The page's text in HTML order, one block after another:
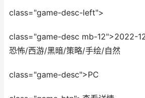
class="game-desc-left">
class="game-desc mb-12">2022-
恐怖/西游/黑暗/策略/手绘/自然
class="game-desc">PC